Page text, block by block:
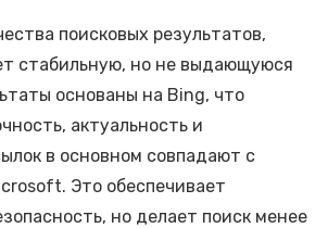
поисковых результатов,
стабильную, но не выдающуюся
основаны на Bing, что
актуальность и
в основном совпадают с
Это обеспечивает
но делает поиск менее